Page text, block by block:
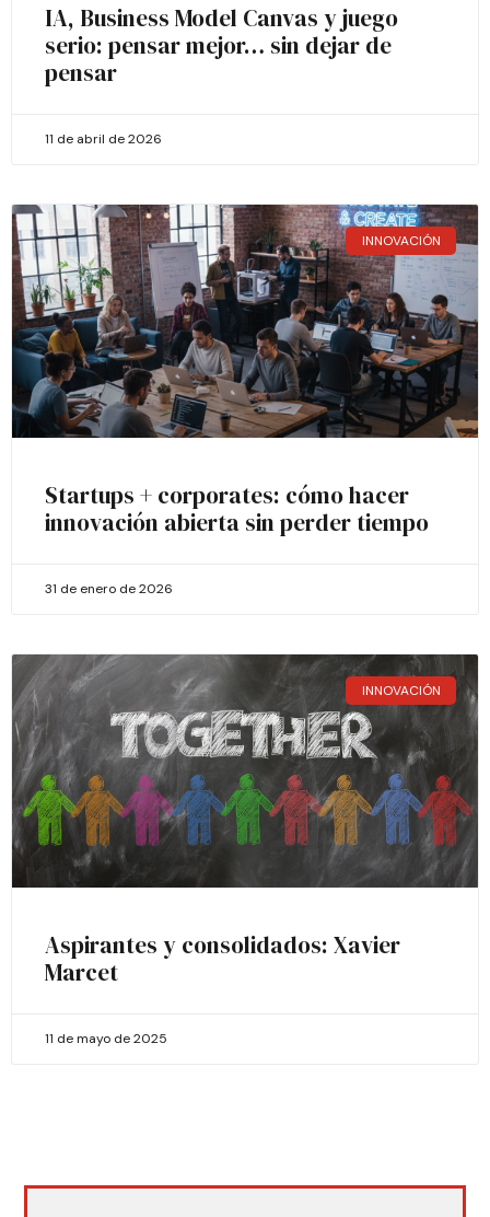
IA, Business Model Canvas y juego
serio: pensar mejor… sin dejar de
pensar
11 de abril de 2026
INNOVACIÓN
Startups + corporates: cómo hacer
innovación abierta sin perder tiempo
31 de enero de 2026
INNOVACIÓN
Aspirantes y consolidados: Xavier
Marcet
11 de mayo de 2025